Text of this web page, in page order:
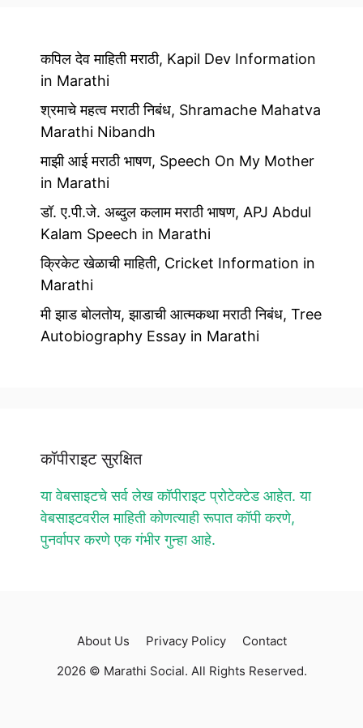
कपिल देव माहिती मराठी, Kapil Dev Information
in Marathi
श्रमाचे महत्व मराठी निबंध, Shramache Mahatva
Marathi Nibandh
माझी आई मराठी भाषण, Speech On My Mother
in Marathi
डॉ. ए.पी.जे. अब्दुल कलाम मराठी भाषण, APJ Abdul
Kalam Speech in Marathi
क्रिकेट खेळाची माहिती, Cricket Information in
Marathi
मी झाड बोलतोय, झाडाची आत्मकथा मराठी निबंध, Tree
Autobiography Essay in Marathi
कॉपीराइट सुरक्षित
या वेबसाइटचे सर्व लेख कॉपीराइट प्रोटेक्टेड आहेत. या
वेबसाइटवरील माहिती कोणत्याही रूपात कॉपी करणे,
पुनर्वापर करणे एक गंभीर गुन्हा आहे.
About Us Privacy Policy
Contact
2026 © Marathi Social. All Rights Reserved.